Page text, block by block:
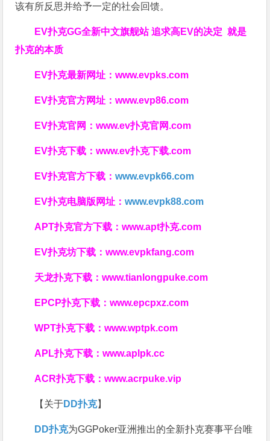
该有所反思并给予一定的社会回馈。
EV扑克GG全新中文旗舰站追求高EV的决定就是
扑克的本质
EV扑克最新网址：www.evpks.com
EV扑克官方网址：www.evp86.com
EV扑克官网：www.ev扑克官网.com
EV扑克下载：www.ev扑克下载.com
EV扑克官方下载：www.evpk66.com
EV扑克电脑版网址：www.evpk88.com
APT扑克官方下载：www.apt扑克.com
EV扑克坊下载：www.evpkfang.com
天龙扑克下载：www.tianlongpuke.com
EPCP扑克下载：www.epcpxz.com
WPT扑克下载：www.wptpk.com
APL扑克下载：www.aplpk.cc
ACR扑克下载：www.acrpuke.vip
【关于DD扑克】
DD扑克为GGPoker亚洲推出的全新扑克赛事平台唯